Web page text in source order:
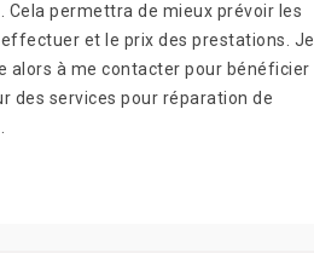
Cela permettra de mieux prévoir les
et le prix des prestations. Je
alors à me contacter pour bénéficier
des services pour réparation de